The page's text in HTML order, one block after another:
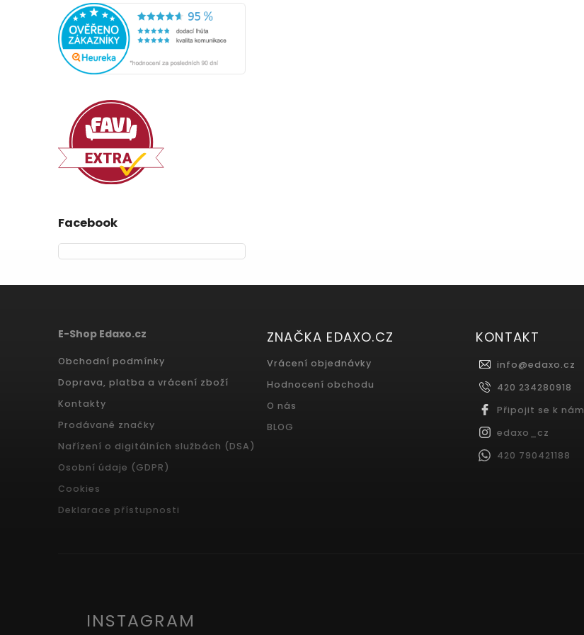
Facebook
E-Shop Edaxo.cz
Obchodní podmínky
Doprava, platba a vrácení zboží
Kontakty
Prodávané značky
Nařízení o digitálních službách (DSA)
Osobní údaje (GDPR)
Cookies
Deklarace přístupnosti
ZNAČKA EDAXO.CZ
Vrácení objednávky
Hodnocení obchodu
O nás
BLOG
KONTAKT
info@edaxo.cz
420 234280918
Připojit se k nám
edaxo_cz
420 790421188
INSTAGRAM